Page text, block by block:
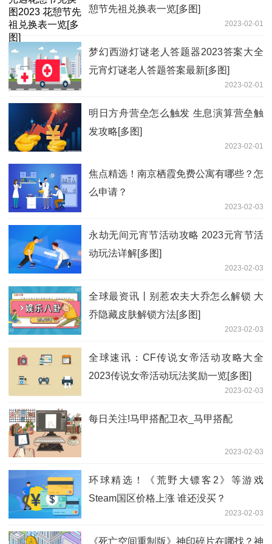
憩节先祖兑换表一览[多图]
2023-02-01
梦幻西游灯谜老人答题器2023答案大全
元宵灯谜老人答题答案最新[多图]
2023-02-01
明日方舟营垒怎么触发 生息演算营垒触
发攻略[多图]
2023-02-01
焦点精选！南京栖霞免费公寓有哪些？怎
么申请？
2023-02-03
永劫无间元宵节活动攻略 2023元宵节活
动玩法详解[多图]
2023-02-03
全球最资讯丨别惹农夫大乔怎么解锁 大
乔隐藏皮肤解锁方法[多图]
2023-02-03
全球速讯：CF传说女帝活动攻略大全
2023传说女帝活动玩法奖励一览[多图]
2023-02-03
每日关注!马甲搭配卫衣_马甲搭配
2023-02-03
环球精选！《荒野大镖客2》等游戏
Steam国区价格上涨 谁还没买？
2023-02-03
《死亡空间重制版》神印碎片在哪找？神